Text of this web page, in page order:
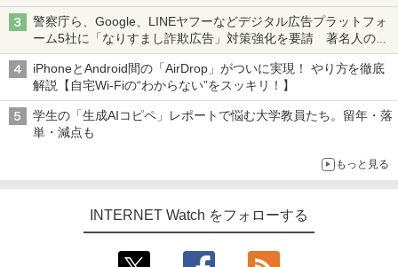
ち・ざ・ろーど！その14】【空いた時間でなにしてる？】
警察庁ら、Google、LINEヤフーなどデジタル広告プラットフォ
ーム5社に「なりすまし詐欺広告」対策強化を要請 著名人の写
真や映像を使った投資詐欺などへの対策として
iPhoneとAndroid間の「AirDrop」がついに実現！ やり方を徹底
解説【自宅Wi-Fiの“わからない”をスッキリ！】
学生の「生成AIコピペ」レポートで悩む大学教員たち。留年・落
単・減点も
もっと見る
INTERNET Watch をフォローする